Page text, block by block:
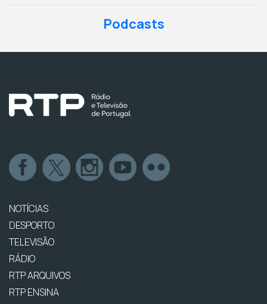
Podcasts
NOTÍCIAS
DESPORTO
TELEVISÃO
RÁDIO
RTP ARQUIVOS
RTP ENSINA